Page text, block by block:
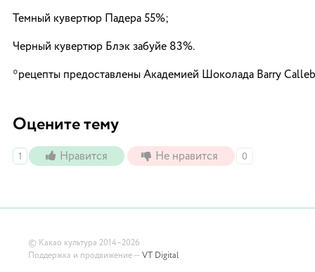
Темный кувертюр Падера 55%;
Черный кувертюр Блэк забуйе 83%.
*рецепты предоставлены Академией Шоколада Barry
Оцените тему
1 Нравится Не нравится 0
© Какао культура 2014–2026
Поддержка и продвижение — VT Digital